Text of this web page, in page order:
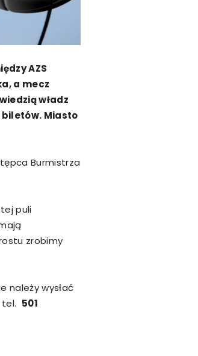
AZS
a mecz
władz
Miasto
Burmistrza
puli
zrobimy
należy wysłać
501